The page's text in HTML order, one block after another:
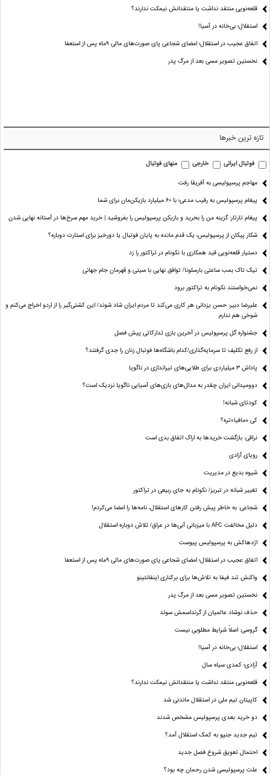
قلعه‌نویی منتقد نداشت یا منتقدانش نیمکت ندارند؟
استقلال؛ بی‌خانه در آسیا!
اتفاق عجیب در استقلال؛ امضای شجاعی پای صورت‌های مالی ٩ماه پس از استعفا
نخستین تصویر مسی بعد از مرگ پدر
تازه ترین خبرها
فوتبال ایرانی خارجی منهای فوتبال
مهاجم پرسپولیسی به آفریقا رفت
پیغام پرسپولیس به رقیب مدعی؛ با ۶۰ میلیارد بازیکن‌مان برای شما
پیغام تارتار: گزینه من را بخرید و بازیکن پرسپولیس را بفروشید | خرید مهم سرخ‌ها در آستانه نهایی شدن
شکار پیکان از پرسپولیس، یک قدم مانده به پایان فوتبال یا دورخیز برای استارت دوباره؟
دستیار قلعه‌نویی قید همکاری با نکونام در تراکتور را زد
تیک تاک بمب ساعتی بارسلونا/ توافق نهایی با سیتی و قهرمان جام جهانی
نمی‌خواستند نکونام به تراکتور برود
علیرضا دبیر: حسن یزدانی هر کاری می‌کند تا مردم ایران شاد شوند/ این کشتی‌گیر را از اردو اخراج می‌کنم و
شوخی هم ندارم
جشنواره گل پرسپولیس در آخرین بازی تدارکاتی پیش فصل
از رفع تکلیف تا سرمایه‌گذاری/کدام باشگاه‌ها فوتبال زنان را جدی گرفتند؟
پاداش ۳ میلیاردی برای طلایی‌های تیراندازی در ناگویا
دوومیدانی ایران چقدر به مدال‌های بازی‌های آسیایی ناگویا نزدیک است؟
کودتای شبانه!
کی «مافیا»تره؟
نراقی: بازگشت خریدها به اراک اتفاق بدی است
رویای آزادی
شیوه بدیع در مدیریت
تغییر شبانه در تبریز/ نکونام به جای ربیعی در تراکتور
شجاعی: به خاطر پیش رفتن کارهای استقلال، نامه‌ها را امضا می‌کردم!
دلیل مخالفت AFC با میزبانی آبی‌ها در عراق/ تلاش دوباره استقلال
اژدهاکش به پرسپولیس پیوست
اتفاق عجیب در استقلال؛ امضای شجاعی پای صورت‌های مالی ٩ماه پس از استعفا
واکنش تند فیفا به تلاش‌ها برای برکناری اینفانتینو
نخستین تصویر مسی بعد از مرگ پدر
حذف نوشاد عالمیان از گرنداسمش سوئد
گروسی: اصلاً شرایط مطلوبی نیست
استقلال؛ بی‌خانه در آسیا!
آزادی؛ کمدی سیاه سال
قلعه‌نویی منتقد نداشت یا منتقدانش نیمکت ندارند؟
کاپیتان تیم ملی در استقلال ماندنی شد
دو خرید بعدی پرسپولیس مشخص شدند
تیم جدید جنپو به کمک استقلال آمد؟
احتمال تعویق شروع فصل جدید
علت پرسپولیسی شدن رحمان چه بود؟